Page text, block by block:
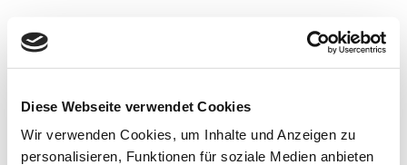
Diese Webseite verwendet Cookies
Wir verwenden Cookies, um Inhalte und Anzeigen zu
personalisieren, Funktionen für soziale Medien anbieten